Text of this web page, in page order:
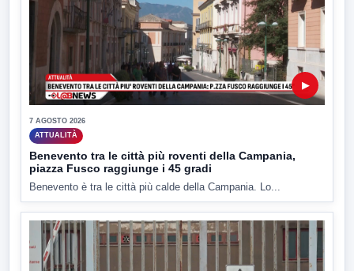
▶
7 AGOSTO 2026
ATTUALITÀ
Benevento tra le città più roventi della Campania,
piazza Fusco raggiunge i 45 gradi
Benevento è tra le città più calde della Campania. Lo...